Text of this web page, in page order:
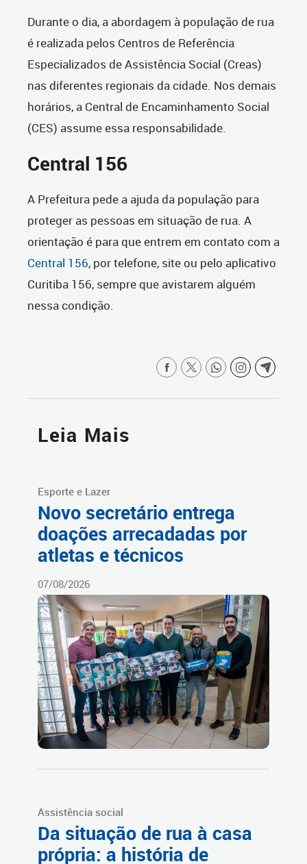
Durante o dia, a abordagem à população de rua
é realizada pelos Centros de Referência
Especializados de Assistência Social (Creas)
nas diferentes regionais da cidade. Nos demais
horários, a Central de Encaminhamento Social
(CES) assume essa responsabilidade.
Central 156
A Prefeitura pede a ajuda da população para
proteger as pessoas em situação de rua. A
orientação é para que entrem em contato com a
Central 156, por telefone, site ou pelo aplicativo
Curitiba 156, sempre que avistarem alguém
nessa condição.
Leia Mais
Esporte e Lazer
Novo secretário entrega
doações arrecadadas por
atletas e técnicos
07/08/2026
Assistência social
Da situação de rua à casa
própria: a história de